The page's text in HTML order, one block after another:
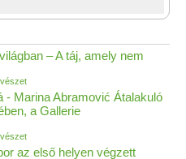
– A táj, amely nem
Marina Abramović Átalakuló
a Gallerie
az első helyen végzett